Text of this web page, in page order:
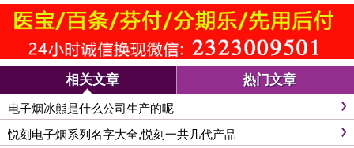
相关文章 热门文章
电子烟冰熊是什么公司生产的呢
悦刻电子烟系列名字大全,悦刻一共几代产品